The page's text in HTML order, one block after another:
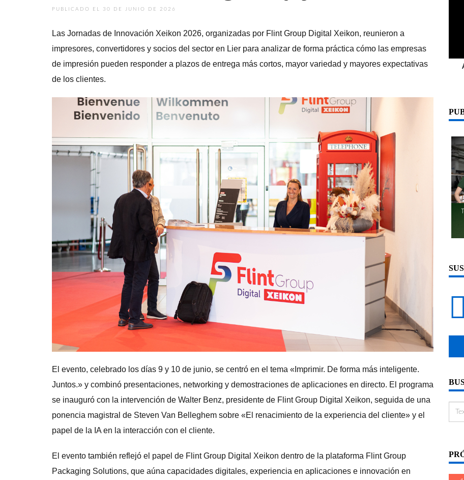
PUBLICADO EL 30 DE JUNIO DE 2026
Las Jornadas de Innovación Xeikon 2026, organizadas por Flint Group Digital Xeikon, reunieron a
impresores, convertidores y socios del sector en Lier para analizar de forma práctica cómo las empresas
de impresión pueden responder a plazos de entrega más cortos, mayor variedad y mayores expectativas
de los clientes.
El evento, celebrado los días 9 y 10 de junio, se centró en el tema «Imprimir. De forma más inteligente.
Juntos.» y combinó presentaciones, networking y demostraciones de aplicaciones en directo. El programa
se inauguró con la intervención de Walter Benz, presidente de Flint Group Digital Xeikon, seguida de una
ponencia magistral de Steven Van Belleghem sobre «El renacimiento de la experiencia del cliente» y el
papel de la IA en la interacción con el cliente.
El evento también reflejó el papel de Flint Group Digital Xeikon dentro de la plataforma Flint Group
Packaging Solutions, que aúna capacidades digitales, experiencia en aplicaciones e innovación en